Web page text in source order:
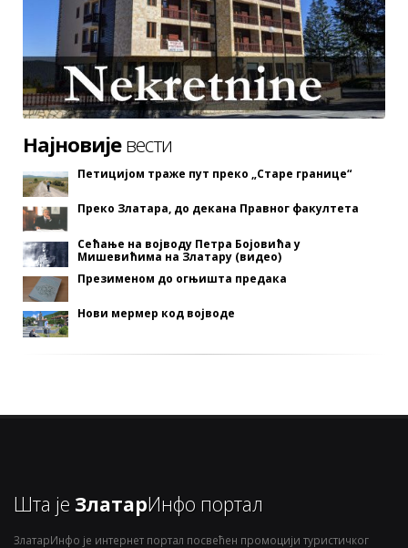
Најновијевести
Петицијом траже пут преко „Старе границе“
Преко Златара, до декана Правног факултета
Сећање на војводу Петра Бојовића у
Мишевићима на Златару (видео)
Презименом до огњишта предака
Нови мермер код војводе
Шта је ЗлатарИнфо портал
ЗлатарИнфо је интернет портал посвећен промоцији туристичког